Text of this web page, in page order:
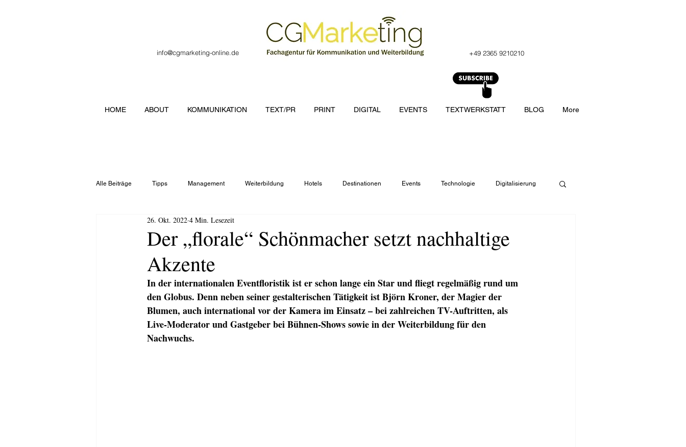
info@cgmarketing-online.de +49 2365 9210210
Alle Beiträge Tipps Management Weiterbildung Hotels Destinationen Events Technologie Digitalisierung
Veranstaltung Verbände Locations
Der „florale“ Schönmacher setzt nachhaltige
Akzente
26. Okt. 2022 4 Min. Lesezeit
In der internationalen Eventfloristik ist er schon lange ein Star und fliegt regelmäßig rund um
den Globus. Denn neben seiner gestalterischen Tätigkeit ist Björn Kroner, der Magier der
Blumen, auch international vor der Kamera im Einsatz – bei zahlreichen TV-Auftritten, als
Live-Moderator und Gastgeber bei Bühnen-Shows sowie in der Weiterbildung für den
Nachwuchs.
HOME ABOUT KOMMUNIKATION TEXT/PR PRINT DIGITAL EVENTS TEXTWERKSTATT BLOG More